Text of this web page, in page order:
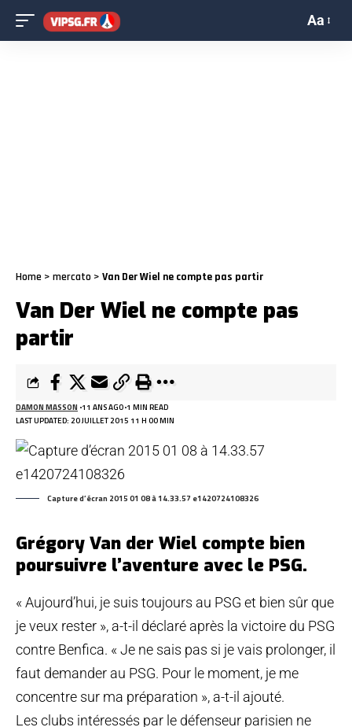
Aa
Home > mercato > Van Der Wiel ne compte pas partir
Van Der Wiel ne compte pas
partir
LAST UPDATED: 20 JUILLET 2015 11 H 00 MIN
DAMON MASSON 11 ANS AGO 1 MIN READ
Capture d’écran 2015 01 08 à 14.33.57 e1420724108326
Grégory Van der Wiel compte bien
poursuivre l’aventure avec le PSG.
« Aujourd’hui, je suis toujours au PSG et bien sûr que
je veux rester », a-t-il déclaré après la victoire du PSG
contre Benfica. « Je ne sais pas si je vais prolonger, il
faut demander au PSG. Pour le moment, je me
concentre sur ma préparation », a-t-il ajouté.
Les clubs intéressés par le défenseur parisien ne